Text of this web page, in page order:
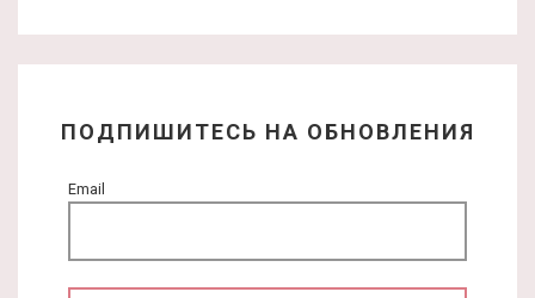
ПОДПИШИТЕСЬ НА ОБНОВЛЕНИЯ
Email